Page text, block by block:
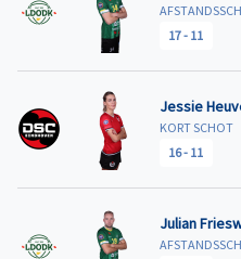
17- 11
Jessie
KORT SCHOT
16- 11
Julian